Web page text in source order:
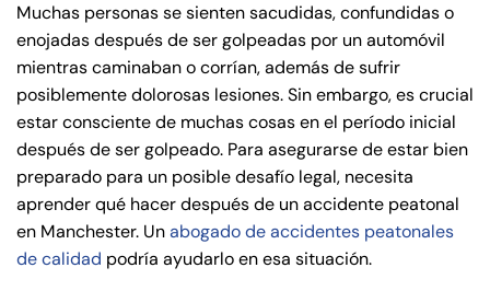
Pe
rs
on
al
Inj
ur
y
de
C
on
Muchas personas se sienten sacudidas, confundidas o
enojadas después de ser golpeadas por un automóvil
mientras caminaban o corrían, además de sufrir
posiblemente dolorosas lesiones. Sin embargo, es crucial
estar consciente de muchas cosas en el período inicial
después de ser golpeado. Para asegurarse de estar bien
preparado para un posible desafío legal, necesita
aprender qué hacer después de un accidente peatonal
en Manchester. Unabogado de accidentes peatonales
de calidad podría ayudarlo en esa situación.